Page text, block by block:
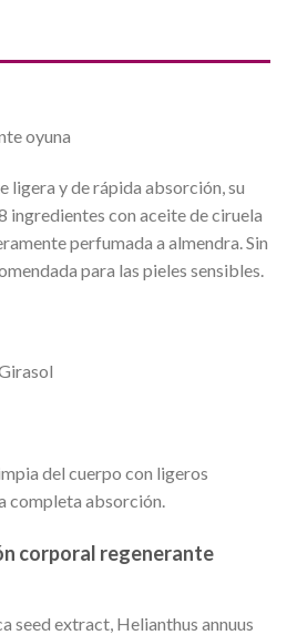
oyuna
ligera y de rápida absorción, su
ingredientes con aceite de ciruela
perfumada a almendra. Sin
para las pieles sensibles.
del cuerpo con ligeros
completa absorción.
corporal regenerante
seed extract, Helianthus annuus